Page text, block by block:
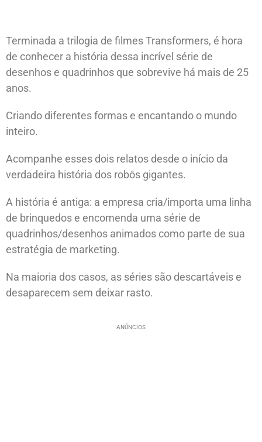
Terminada a trilogia de filmes Transformers, é hora
de conhecer a história dessa incrível série de
desenhos e quadrinhos que sobrevive há mais de 25
anos.
Criando diferentes formas e encantando o mundo
inteiro.
Acompanhe esses dois relatos desde o início da
verdadeira história dos robôs gigantes.
A história é antiga: a empresa cria/importa uma linha
de brinquedos e encomenda uma série de
quadrinhos/desenhos animados como parte de sua
estratégia de marketing.
Na maioria dos casos, as séries são descartáveis ​​e
desaparecem sem deixar rasto.
ANÚNCIOS